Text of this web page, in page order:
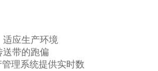
应生产环境
带的跑偏
理系统提供实时数